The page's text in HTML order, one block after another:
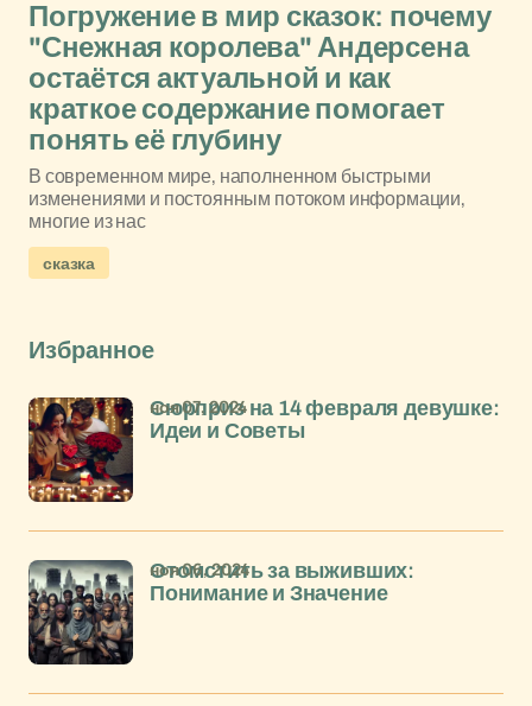
Погружение в мир сказок: почему
"Снежная королева" Андерсена
остаётся актуальной и как
краткое содержание помогает
понять её глубину
В современном мире, наполненном быстрыми
изменениями и постоянным потоком информации,
многие из нас
сказка
Избранное
Сюрприз на 14 февраля девушке:
Идеи и Советы
ноя 07, 2024
Отомстить за выживших:
Понимание и Значение
ноя 06, 2024